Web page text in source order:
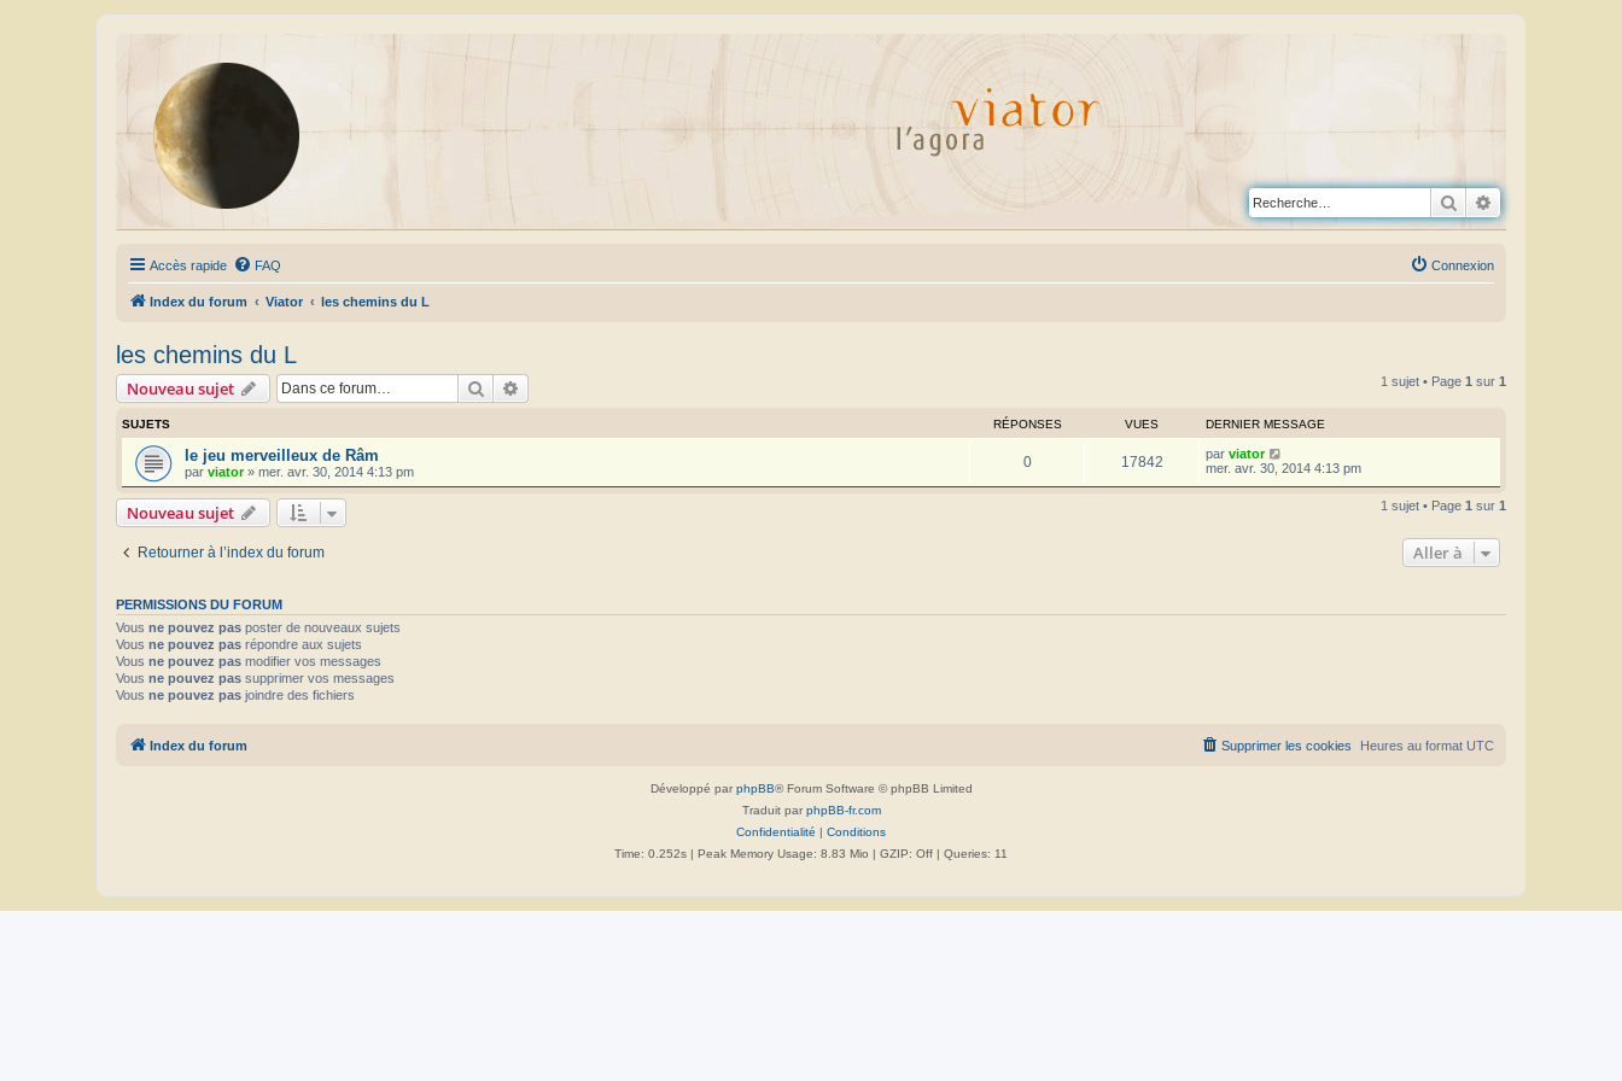
Rechercher
Accès rapide FAQ Connexion
Index du forum Viator les chemins du L
les chemins du L
Nouveau sujet Rechercher 1 sujet • Page 1 sur 1
SUJETS RÉPONSES VUES DERNIER MESSAGE
le jeu merveilleux de Râm
par viator» mer. avr. 30, 2014 4:13 pm
0 17842 par viator
mer. avr. 30, 2014 4:13 pm
Nouveau sujet 1 sujet • Page 1 sur 1
Retourner à l’index du forum Aller à
PERMISSIONS DU FORUM
Vous ne pouvez pas poster de nouveaux sujets
Vous ne pouvez pas répondre aux sujets
Vous ne pouvez pas modifier vos messages
Vous ne pouvez pas supprimer vos messages
Vous ne pouvez pas joindre des fichiers
Index du forum Heures au format UTC
Supprimer les cookies
Développé par phpBB® Forum Software © phpBB Limited
Traduit par phpBB-fr.com
Confidentialité | Conditions
Time: 0.252s | Peak Memory Usage: 8.83 Mio | GZIP: Off | Queries: 11